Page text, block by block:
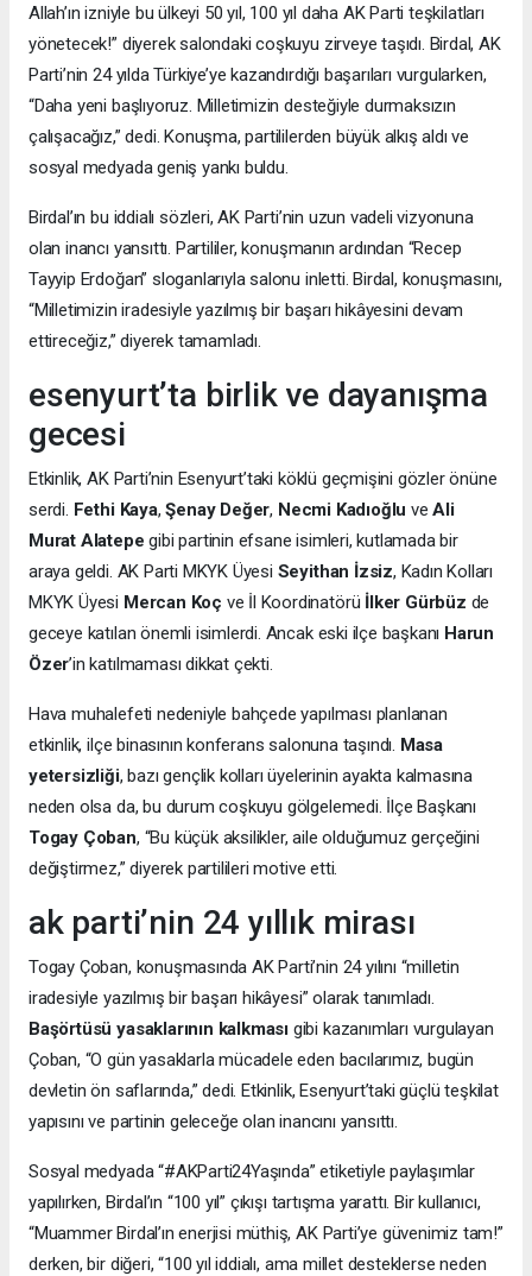
Allah’ın izniyle bu ülkeyi 50 yıl, 100 yıl daha AK Parti teşkilatları
yönetecek!” diyerek salondaki coşkuyu zirveye taşıdı. Birdal, AK
Parti’nin 24 yılda Türkiye’ye kazandırdığı başarıları vurgularken,
“Daha yeni başlıyoruz. Milletimizin desteğiyle durmaksızın
çalışacağız,” dedi. Konuşma, partililerden büyük alkış aldı ve
sosyal medyada geniş yankı buldu.
Birdal’ın bu iddialı sözleri, AK Parti’nin uzun vadeli vizyonuna
olan inancı yansıttı. Partililer, konuşmanın ardından “Recep
Tayyip Erdoğan” sloganlarıyla salonu inletti. Birdal, konuşmasını,
“Milletimizin iradesiyle yazılmış bir başarı hikâyesini devam
ettireceğiz,” diyerek tamamladı.
esenyurt’ta birlik ve dayanışma
gecesi
Etkinlik, AK Parti’nin Esenyurt’taki köklü geçmişini gözler önüne
serdi. Fethi Kaya,Şenay Değer, Necmi Kadıoğlu veAli
Murat Alatepe gibi partinin efsane isimleri, kutlamada bir
araya geldi. AK Parti MKYK Üyesi Seyithan İzsiz, Kadın Kolları
MKYK Üyesi Mercan Koç ve İl Koordinatörü İlker Gürbüz de
geceye katılan önemli isimlerdi. Ancak eski ilçe başkanı Harun
Özer’in katılmaması dikkat çekti.
Hava muhalefeti nedeniyle bahçede yapılması planlanan
etkinlik, ilçe binasının konferans salonuna taşındı. Masa
yetersizliği, bazı gençlik kolları üyelerinin ayakta kalmasına
neden olsa da, bu durum coşkuyu gölgelemedi. İlçe Başkanı
Togay Çoban, “Bu küçük aksilikler, aile olduğumuz gerçeğini
değiştirmez,” diyerek partilileri motive etti.
ak parti’nin 24 yıllık mirası
Togay Çoban, konuşmasında AK Parti’nin 24 yılını “milletin
iradesiyle yazılmış bir başarı hikâyesi” olarak tanımladı.
Başörtüsü yasaklarının kalkması gibi kazanımları vurgulayan
Çoban, “O gün yasaklarla mücadele eden bacılarımız, bugün
devletin ön saflarında,” dedi. Etkinlik, Esenyurt’taki güçlü teşkilat
yapısını ve partinin geleceğe olan inancını yansıttı.
Sosyal medyada “#AKParti24Yaşında” etiketiyle paylaşımlar
yapılırken, Birdal’ın “100 yıl” çıkışı tartışma yarattı. Bir kullanıcı,
“Muammer Birdal’ın enerjisi müthiş, AK Parti’ye güvenimiz tam!”
derken, bir diğeri, “100 yıl iddialı, ama millet desteklerse neden